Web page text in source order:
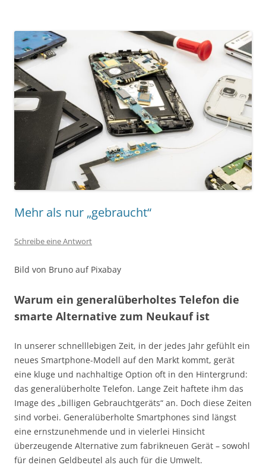
Mehr als nur „gebraucht“
Schreibe eine Antwort
Bild von Bruno auf Pixabay
Warum ein generalüberholtes Telefon die
smarte Alternative zum Neukauf ist
In unserer schnelllebigen Zeit, in der jedes Jahr gefühlt ein
neues Smartphone-Modell auf den Markt kommt, gerät
eine kluge und nachhaltige Option oft in den Hintergrund:
das generalüberholte Telefon. Lange Zeit haftete ihm das
Image des „billigen Gebrauchtgeräts“ an. Doch diese Zeiten
sind vorbei. Generalüberholte Smartphones sind längst
eine ernstzunehmende und in vielerlei Hinsicht
überzeugende Alternative zum fabrikneuen Gerät – sowohl
für deinen Geldbeutel als auch für die Umwelt.